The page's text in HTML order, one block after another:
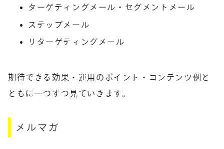
ターゲティングメール・セグメントメール
ステップメール
リターゲティングメール
期待できる効果・運用のポイント・コンテンツ例と
ともに一つずつ見ていきます。
メルマガ